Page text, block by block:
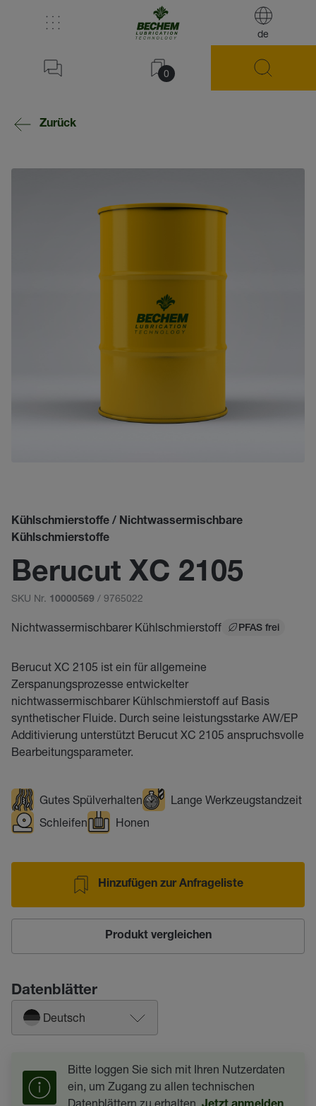
de
0
Zurück
Kühlschmierstoffe / Nichtwassermischbare
Kühlschmierstoffe
Berucut XC 2105
SKU Nr. 10000569 / 9765022
Nichtwassermischbarer Kühlschmierstoff PFAS frei
Berucut XC 2105 ist ein für allgemeine
Zerspanungsprozesse entwickelter
nichtwassermischbarer Kühlschmierstoff auf Basis
synthetischer Fluide. Durch seine leistungsstarke AW/EP
Additivierung unterstützt Berucut XC 2105 anspruchsvolle
Bearbeitungsparameter.
Gutes Spülverhalten
Lange Werkzeugstandzeit
Schleifen
Honen
Hinzufügen zur Anfrageliste
Produkt vergleichen
Datenblätter
Deutsch
Bitte loggen Sie sich mit Ihren Nutzerdaten
ein, um Zugang zu allen technischen
Datenblättern zu erhalten.